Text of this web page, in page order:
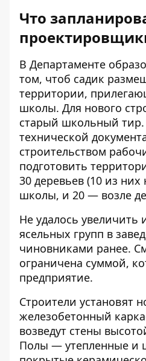
Что
В Департаменте
том, чтоб садик
территории,
школы. Для нового
старый школьный тир.
технической
строительством
подготовить
30 деревьев (10 из них
школы, и 20 — возле
Не удалось увеличить
ясельных групп в
чиновниками ранее.
ограничена суммой,
предприятие.
Строители установят
железобетонный
возведут стены
Полы — утепленные и